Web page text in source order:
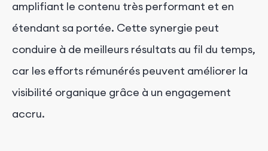
amplifiant le contenu très performant et en
étendant sa portée. Cette synergie peut
conduire à de meilleurs résultats au fil du temps,
car les efforts rémunérés peuvent améliorer la
visibilité organique grâce à un engagement
accru.